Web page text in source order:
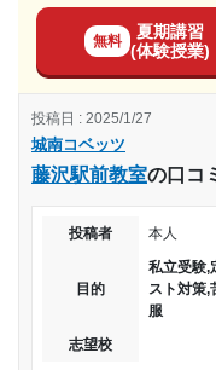
達成
学校の成績を上げる
大学に合格すること
志望校と合格状況
第一志望校： 合格
2019年10月〜2020
料金
親が払っていたので
です、普通に大手より
ふつーのコース通って
なので！。先生たちも
のでおすすめです
とてもわかりやすいで
質問も行きやすい雰囲
応も早い
塾内の環境
無料
夏期講習
(体験授業)
城南コベッツ
藤沢駅前教室の口コ
投稿日 : 2025/1/27
投稿者 本人
目的
私立受験,
スト対策,
服
志望校